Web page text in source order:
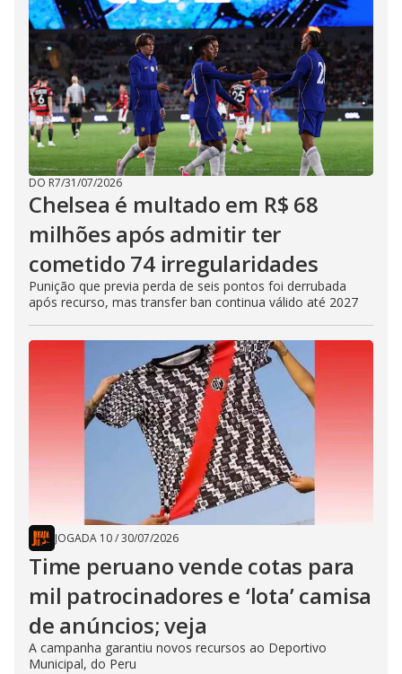
DO R7/31/07/2026
Chelsea é multado em R$ 68
milhões após admitir ter
cometido 74 irregularidades
Punição que previa perda de seis pontos foi derrubada
após recurso, mas transfer ban continua válido até 2027
JOGADA 10/30/07/2026
Time peruano vende cotas para
mil patrocinadores e ‘lota’ camisa
de anúncios; veja
A campanha garantiu novos recursos ao Deportivo
Municipal, do Peru